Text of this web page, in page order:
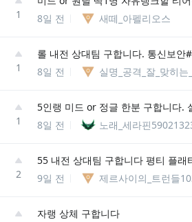
1
8일 전
새떼_아펠리오스
1
8일 전
실명_공격_잘_맞히는
1
5인랭 미드 or 정글 한분 구합니다.
8일 전
노래_세라핀
2
55 내전 상대팀 구합니다 평티 플래
9일 전
제르사이의_트런들
자랭 상체 구합니다